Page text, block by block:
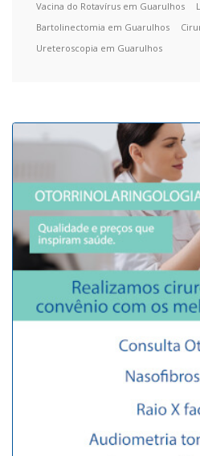
Vacina do Rotavírus em Guarulhos
Bartolinectomia em Guarulhos
Ureteroscopia em Guarulhos